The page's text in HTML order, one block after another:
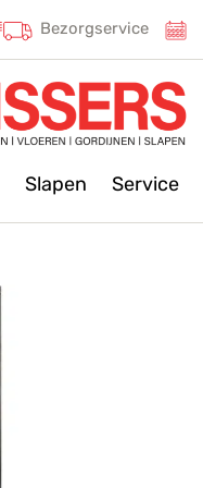
Bezorgservice
Slapen Service